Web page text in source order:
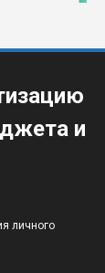
и
личного